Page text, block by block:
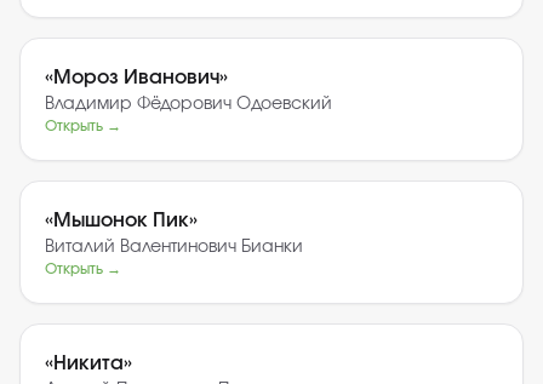
«Мороз Иванович»
Владимир Фёдорович Одоевский
Открыть →
«Мышонок Пик»
Виталий Валентинович Бианки
Открыть →
«Никита»